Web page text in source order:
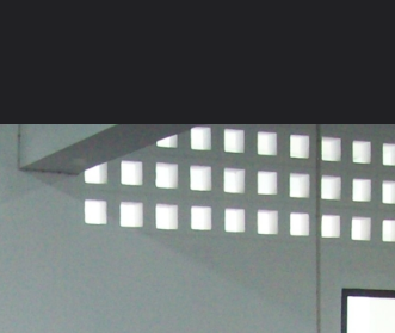
สมาชิก ห้องสนทนา